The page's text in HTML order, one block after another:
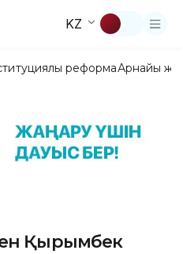
KZ
реформаАрнайы
Қырымбек